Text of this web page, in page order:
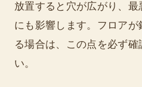
放置すると穴が広がり、
にも影響します。フロア
る場合は、この点を必ず
い。